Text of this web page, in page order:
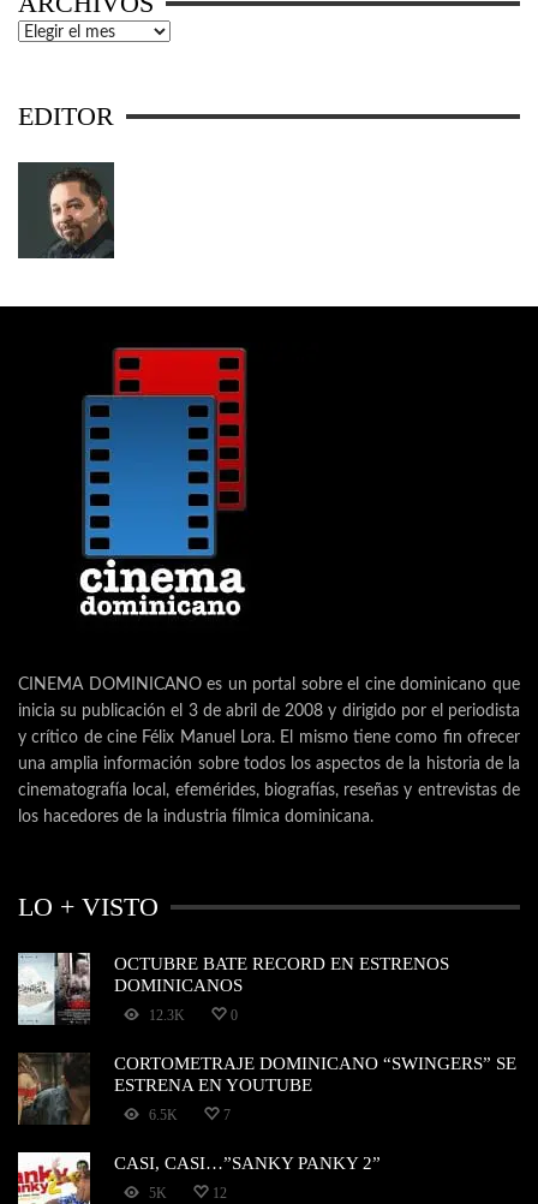
Archivos
EDITOR
CINEMA DOMINICANO es un portal sobre el cine dominicano que
inicia su publicación el 3 de abril de 2008 y dirigido por el periodista
y crítico de cine Félix Manuel Lora. El mismo tiene como fin ofrecer
una amplia información sobre todos los aspectos de la historia de la
cinematografía local, efemérides, biografías, reseñas y entrevistas de
los hacedores de la industria fílmica dominicana.
LO + VISTO
OCTUBRE BATE RECORD EN ESTRENOS
DOMINICANOS
12.3K 0
CORTOMETRAJE DOMINICANO “SWINGERS” SE
ESTRENA EN YOUTUBE
6.5K 7
CASI, CASI…”SANKY PANKY 2”
5K 12